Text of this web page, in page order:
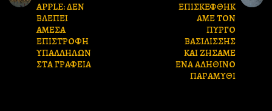
APPLE: ΔΕΝ
ΒΛΕΠΕΙ
ΑΜΕΣΑ
ΕΠΙΣΤΡΟΦΗ
ΥΠΑΛΛΗΛΩΝ
ΣΤΑ ΓΡΑΦΕΙΑ
ΕΠΙΣΚΕΦΘΗΚ
ΑΜΕ ΤΟΝ
ΠΥΡΓΟ
ΒΑΣΙΛΙΣΣΗΣ
ΚΑΙ ΖΗΣΑΜΕ
ΕΝΑ ΑΛΗΘΙΝΟ
ΠΑΡΑΜΥΘΙ